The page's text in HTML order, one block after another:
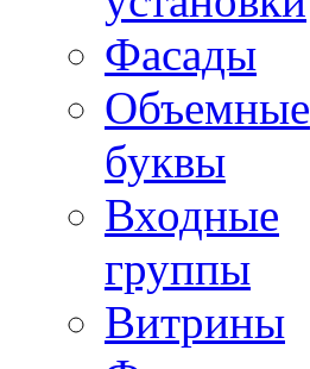
Фасады
Объемные
буквы
Входные
группы
Витрины